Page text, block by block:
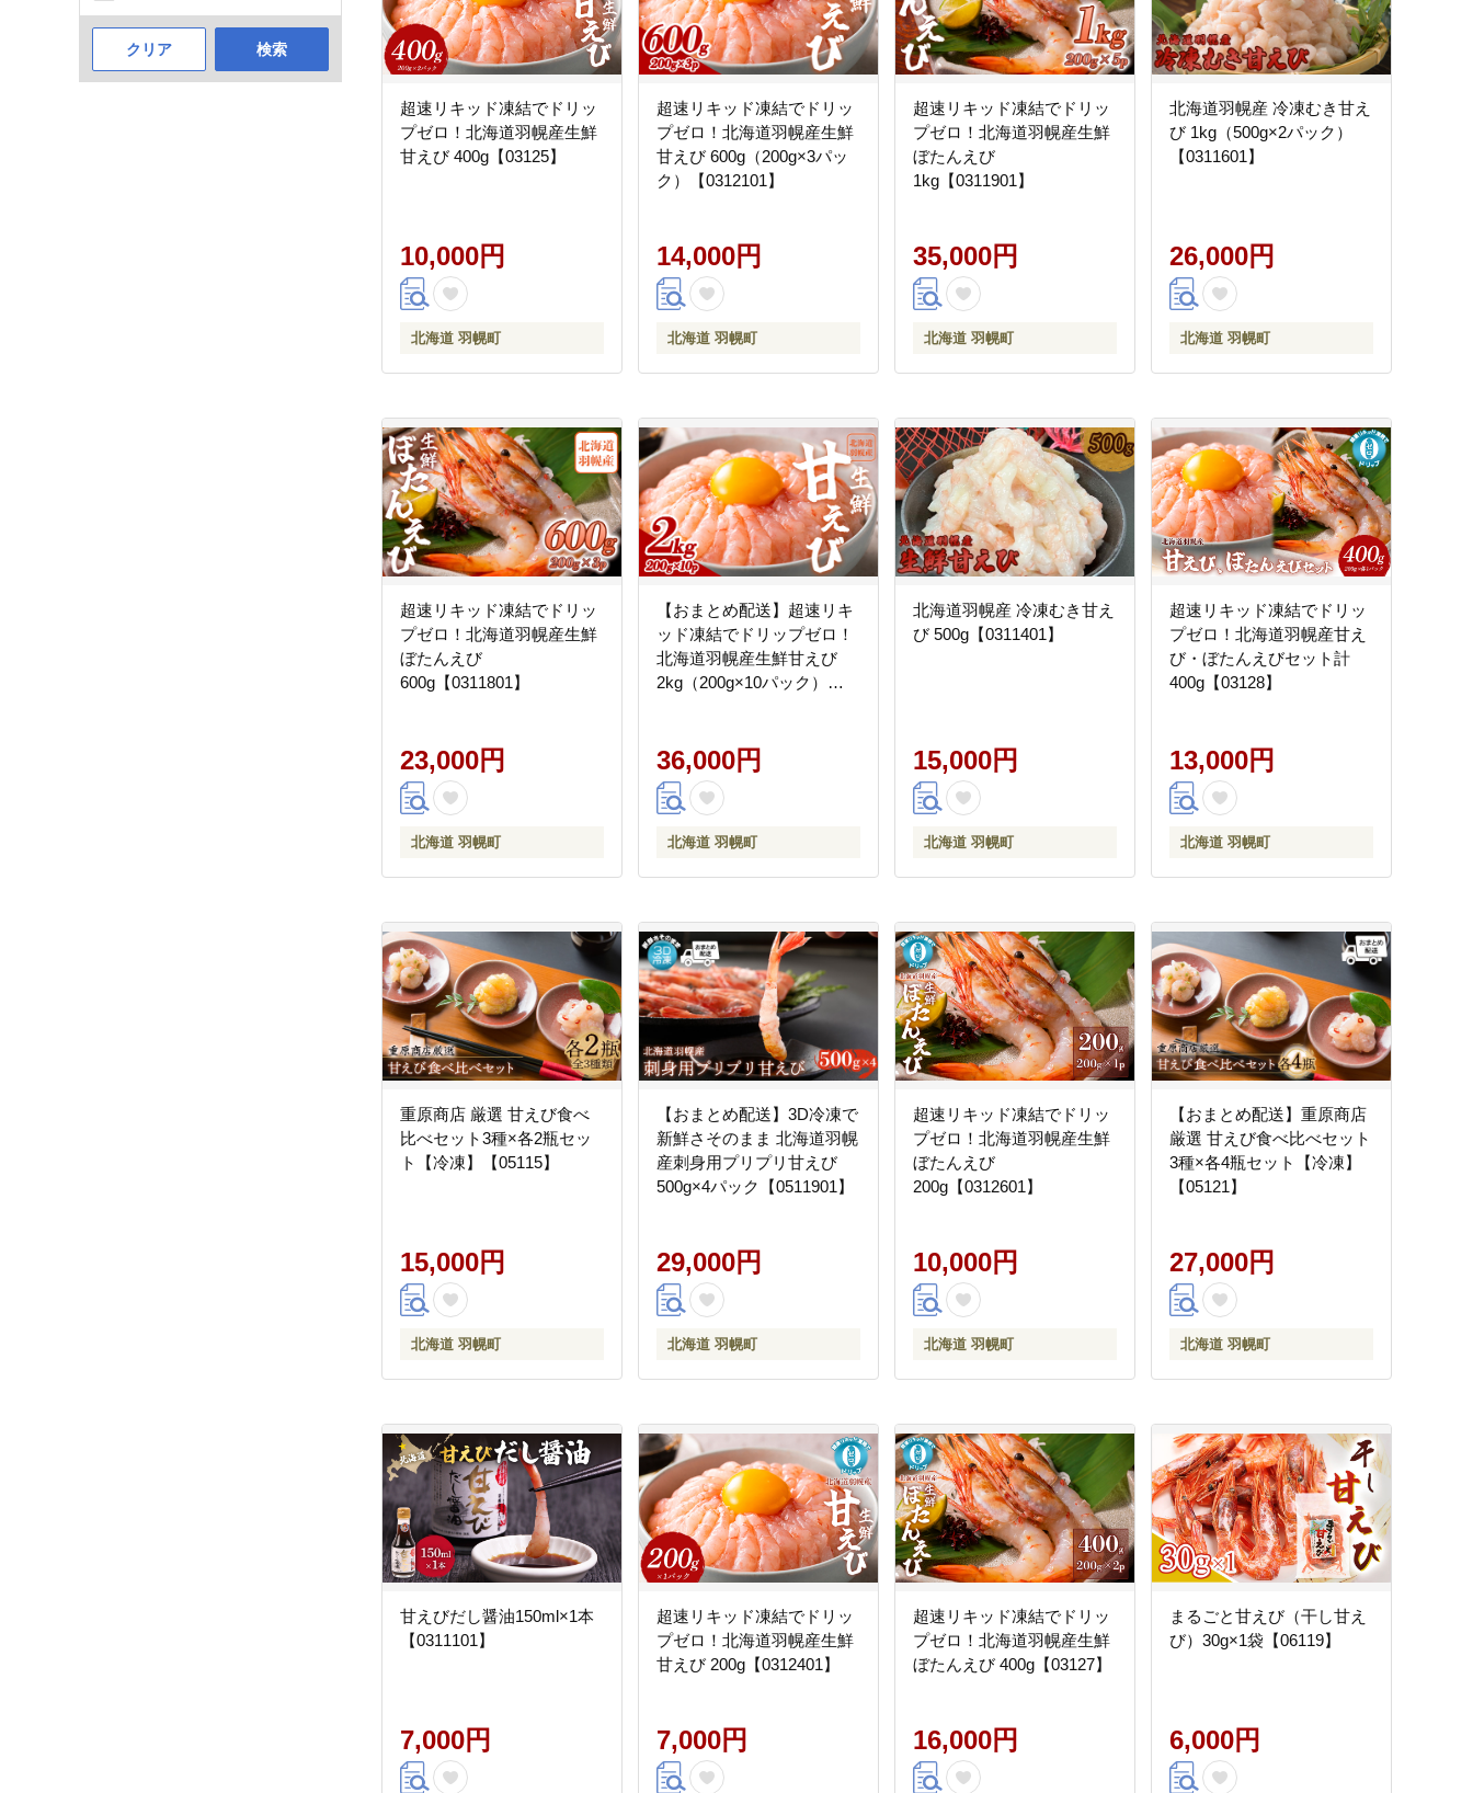
クリア 検索
超速リキッド凍結でドリッ
プゼロ！北海道羽幌産生鮮
甘えび 400g【03125】
10,000円
北海道 羽幌町
超速リキッド凍結でドリッ
プゼロ！北海道羽幌産生鮮
甘えび 600g（200g×3パッ
ク）【0312101】
14,000円
北海道 羽幌町
超速リキッド凍結でドリッ
プゼロ！北海道羽幌産生鮮
ぼたんえび
1kg【0311901】
35,000円
北海道 羽幌町
北海道羽幌産 冷凍むき甘え
び 1kg（500g×2パック）
【0311601】
26,000円
北海道 羽幌町
超速リキッド凍結でドリッ
プゼロ！北海道羽幌産生鮮
ぼたんえび
600g【0311801】
23,000円
北海道 羽幌町
【おまとめ配送】超速リキ
ッド凍結でドリップゼロ！
北海道羽幌産生鮮甘えび
2kg（200g×10パック）
36,000円
北海道 羽幌町
北海道羽幌産 冷凍むき甘え
び 500g【0311401】
15,000円
北海道 羽幌町
超速リキッド凍結でドリッ
プゼロ！北海道羽幌産甘え
び・ぼたんえびセット計
400g【03128】
13,000円
北海道 羽幌町
重原商店 厳選 甘えび食べ
比べセット3種×各2瓶セッ
ト【冷凍】【05115】
15,000円
北海道 羽幌町
【おまとめ配送】3D冷凍で
新鮮さそのまま 北海道羽幌
産刺身用プリプリ甘えび
500g×4パック【0511901】
29,000円
北海道 羽幌町
超速リキッド凍結でドリッ
プゼロ！北海道羽幌産生鮮
ぼたんえび
200g【0312601】
10,000円
北海道 羽幌町
【おまとめ配送】重原商店
厳選 甘えび食べ比べセット
3種×各4瓶セット【冷凍】
【05121】
27,000円
北海道 羽幌町
甘えびだし醤油150ml×1本
【0311101】
7,000円
超速リキッド凍結でドリッ
プゼロ！北海道羽幌産生鮮
甘えび 200g【0312401】
7,000円
超速リキッド凍結でドリッ
プゼロ！北海道羽幌産生鮮
ぼたんえび 400g【03127】
16,000円
まるごと甘えび（干し甘え
び）30g×1袋【06119】
6,000円